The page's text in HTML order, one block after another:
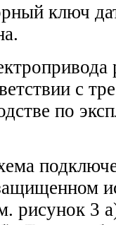
ключ
с
по
рисунок 3